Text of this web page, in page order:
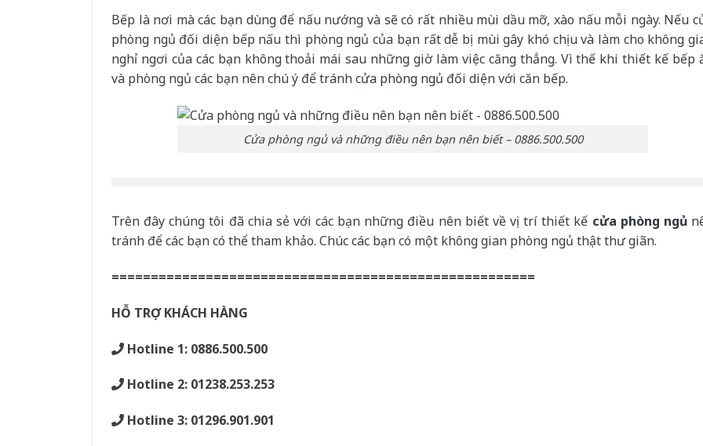
Bếp là nơi mà các bạn dùng để nấu nướng và sẽ có rất nhiều mùi dầu mỡ, xào nấu mỗi ngày. Nếu
phòng ngủ đối diện bếp nấu thì phòng ngủ của bạn rất dễ bị mùi gây khó chịu và làm cho không
nghỉ ngơi của các bạn không thoải mái sau những giờ làm việc căng thẳng. Vì thế khi thiết kế bếp
và phòng ngủ các bạn nên chú ý để tránhcửa phòng ngủ đối diện với căn bếp.
Cửa phòng ngủ và những điều nên bạn nên biết – 0886.500.500
Trên đây chúng tôi đã chia sẻ với các bạn những điều nên biết về vị trí thiết kế cửa phòng ngủ
tránh để các bạn có thể tham khảo. Chúc các bạn có một không gian phòng ngủ thật thư giãn.
======================================================
HỖ TRỢ KHÁCH HÀNG
Hotline 1: 0886.500.500
Hotline 2: 01238.253.253
Hotline 3: 01296.901.901